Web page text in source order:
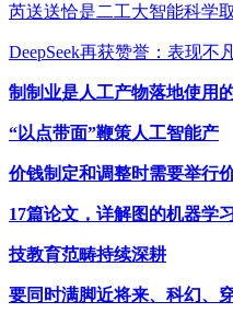
芮送送恰是二工大智能科学
DeepSeek再获赞誉：表现不
制制业是人工产物落地使用
“以点带面”鞭策人工智能产
价钱制定和调整时需要举行
17篇论文，详解图的机器学
技教育范畴持续深耕
要同时满脚近将来、科幻、